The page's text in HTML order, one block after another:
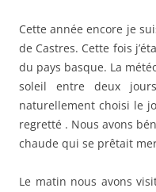
Cette année encore je
de Castres. Cette fois
du pays basque. La
soleil entre deux
naturellement choisi le
regretté . Nous avons
chaude qui se prêtait
Le matin nous avons